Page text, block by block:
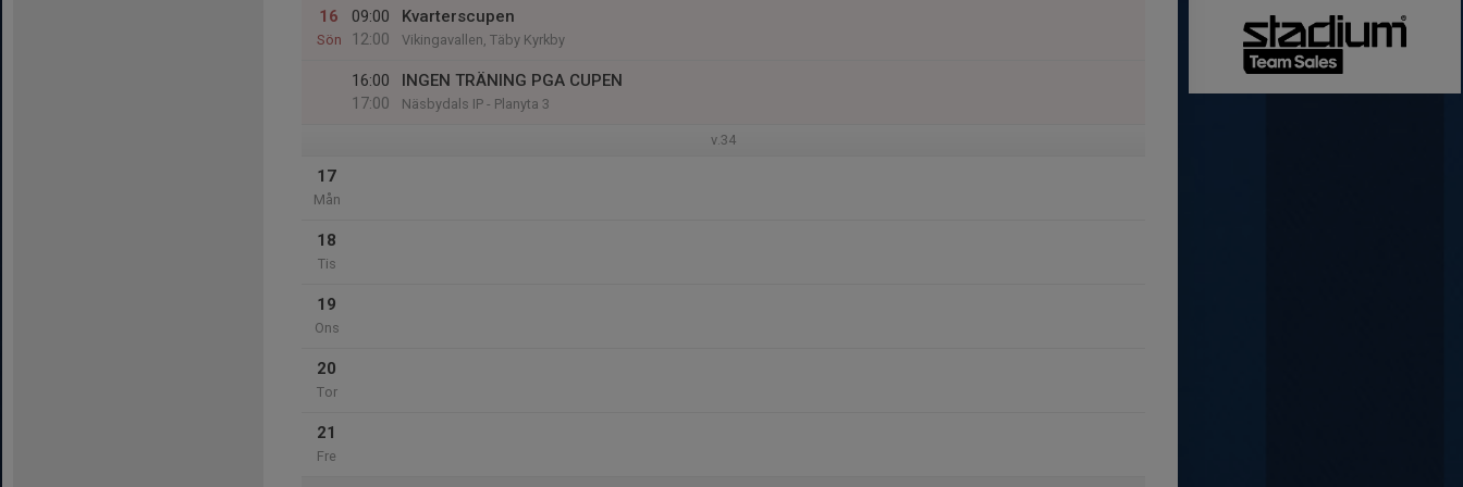
16
Sön
09:00
12:00
Kvarterscupen
Vikingavallen, Täby Kyrkby
16:00
17:00
INGEN TRÄNING PGA CUPEN
Näsbydals IP - Planyta 3
v.34
17
Mån
18
Tis
19
Ons
20
Tor
21
Fre